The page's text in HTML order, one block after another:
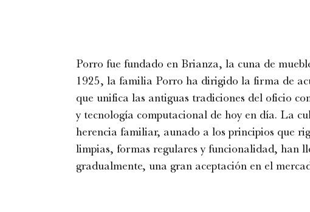
Porro fue fundado en Brianza, la cuna de
1925, la familia Porro ha dirigido la firma de
que unifica las antiguas tradiciones del oficio
y tecnología computacional de hoy en día. La
herencia familiar, aunado a los principios que
limpias, formas regulares y funcionalidad, han
gradualmente, una gran aceptación en el